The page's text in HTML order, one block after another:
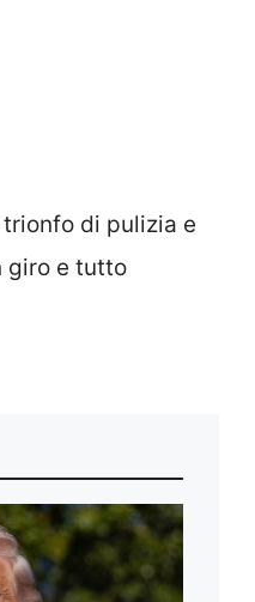
di pulizia e
giro e tutto